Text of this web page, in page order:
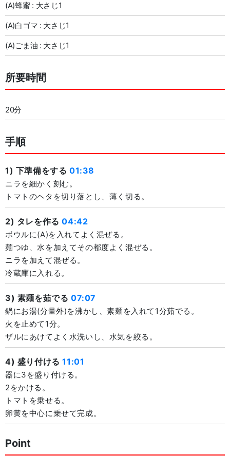
(A)蜂蜜 : 大さじ1
(A)白ゴマ : 大さじ1
(A)ごま油 : 大さじ1
所要時間
20分
手順
1) 下準備をする01:38
ニラを細かく刻む。
トマトのヘタを切り落とし、薄く切る。
2) タレを作る04:42
ボウルに(A)を入れてよく混ぜる。
麺つゆ、水を加えてその都度よく混ぜる。
ニラを加えて混ぜる。
冷蔵庫に入れる。
3) 素麺を茹でる 07:07
鍋にお湯(分量外)を沸かし、素麺を入れて1分茹でる。
火を止めて1分。
ザルにあけてよく水洗いし、水気を絞る。
4) 盛り付ける11:01
器に3を盛り付ける。
2をかける。
トマトを乗せる。
卵黄を中心に乗せて完成。
Point